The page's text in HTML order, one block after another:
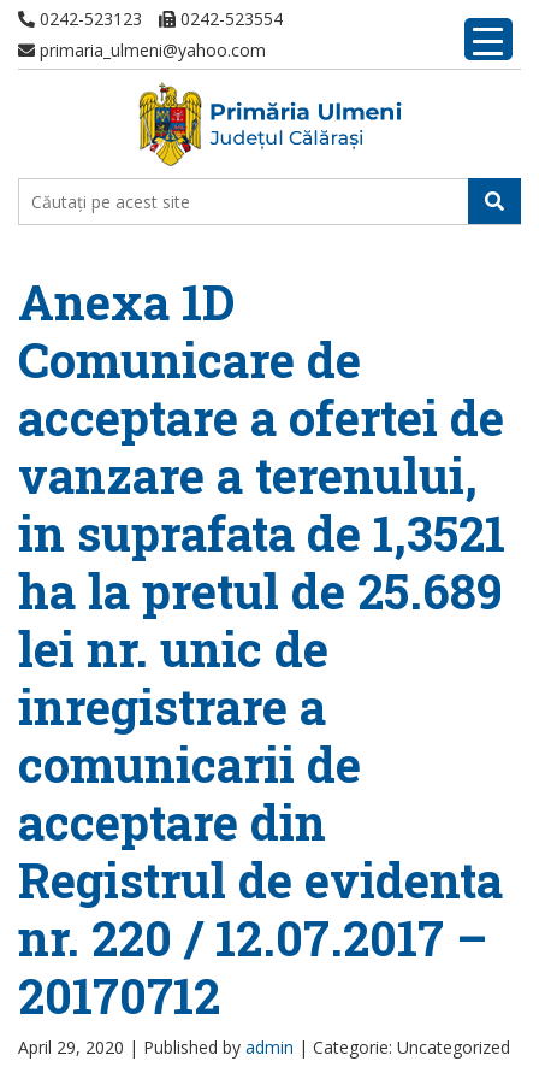
0242-523123
0242-523554
primaria_ulmeni@yahoo.com
Anexa 1D
Comunicare de
acceptare a ofertei de
vanzare a terenului,
in suprafata de 1,3521
ha la pretul de 25.689
lei nr. unic de
inregistrare a
comunicarii de
acceptare din
Registrul de evidenta
nr. 220 / 12.07.2017 –
20170712
April 29, 2020 | Published by admin | Categorie: Uncategorized